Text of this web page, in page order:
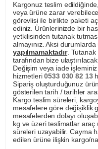
Kargonuz teslim
veya ürüne zarar
görevlisi ile birlikte paketi
ediniz. Ürünlerinizde bir
yetkilisinden tutanak
almayınız. Aksi
yapılmamaktadır. Tutanak
tarafından bize
Değişim veya iade
hizmetleri0533 030 82 13
Sipariş oluşturduğunuz
gösterilen tarih / tarihler
Kargo teslim süreleri,
mesafelere göre değişiklik
mesafelerden dolayı
kg ve üzeri teslimatlar
süreleri uzayabilir. Cayma
edilen ürüne ilişkin kargo/